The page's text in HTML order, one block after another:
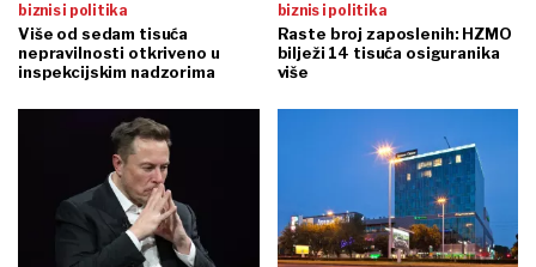
biznis i politika
Više od sedam tisuća
nepravilnosti otkriveno u
inspekcijskim nadzorima
biznis i politika
Raste broj zaposlenih: HZMO
bilježi 14 tisuća osiguranika
više